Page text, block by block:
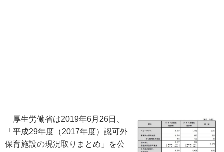
厚生労働省は2019年6月26日、
「平成29年度（2017年度）認可外
保育施設の現況取りまとめ」を公